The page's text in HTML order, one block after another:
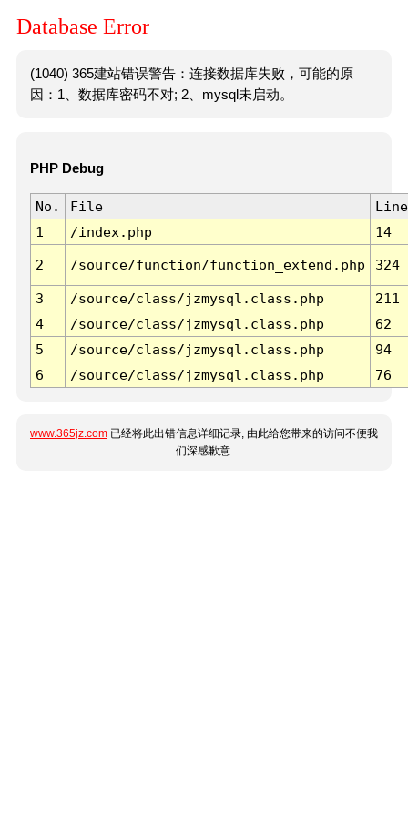
Database Error
(1040) 365建站错误警告：连接数据库失败，可能的原
因：1、数据库密码不对; 2、mysql未启动。
PHP Debug
No. File
Line
1
/index.php 14
2 /source/function/function_extend.php 324
3 /source/class/jzmysql.class.php
211
4
/source/class/jzmysql.class.php
62
5
/source/class/jzmysql.class.php
94
6
/source/class/jzmysql.class.php 76
www.365jz.com 已经将此出错信息详细记录, 由此给您带来的访问不便我
们深感歉意.